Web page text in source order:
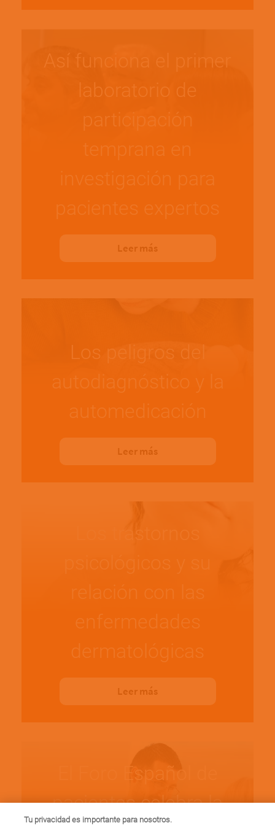
Así funciona el primer
laboratorio de
participación
temprana en
investigación para
pacientes expertos
Leer más
Los peligros del
autodiagnóstico y la
automedicación
Leer más
Los trastornos
relación con las
enfermedades
dermatológicas
Leer más
El Foro Español de
pacientes celebra la
Tu privacidad es importante para nosotros.